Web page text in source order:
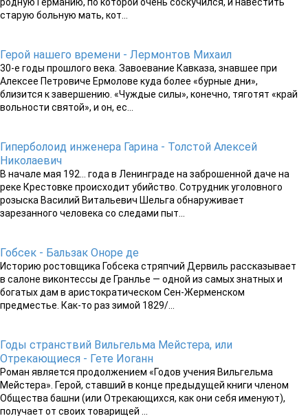
старую больную мать, кот...
Герой нашего времени - Лермонтов Михаил
30-е годы прошлого века. Завоевание Кавказа, знавшее при
Алексее Петровиче Ермолове куда более «бурные дни»,
близится к завершению. «Чуждые силы», конечно, тяготят «край
вольности святой», и он, ес...
Гиперболоид инженера Гарина - Толстой Алексей
Николаевич
В начале мая 192… года в Ленинграде на заброшенной даче на
реке Крестовке происходит убийство. Сотрудник уголовного
розыска Василий Витальевич Шельга обнаруживает
зарезанного человека со следами пыт...
Гобсек - Бальзак Оноре де
Историю ростовщика Гобсека стряпчий Дервиль рассказывает
в салоне виконтессы де Гранлье — одной из самых знатных и
богатых дам в аристократическом Сен-Жерменском
предместье. Как-то раз зимой 1829/...
Годы странствий Вильгельма Мейстера, или
Отрекающиеся - Гете Иоганн
Роман является продолжением «Годов учения Вильгельма
Мейстера». Герой, ставший в конце предыдущей книги членом
Общества башни (или Отрекающихся, как они себя именуют),
получает от своих товарищей ...